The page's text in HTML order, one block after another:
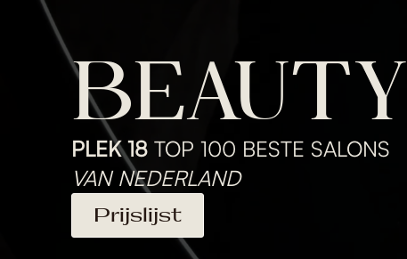
BEAUTY
PLEK 18 TOP 100 BESTE SALONS
VAN NEDERLAND
Prijslijst